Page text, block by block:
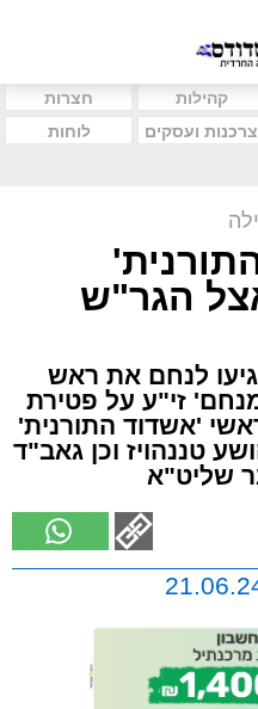
קהילות
חצרות
צרכנות ועסקים
לוחות
הגר"ש
לנחם את ראש
מנחם' זי"ע על פטירת
'אשדוד התורנית'
טננהויז וכן גאב"ד
שליט"א